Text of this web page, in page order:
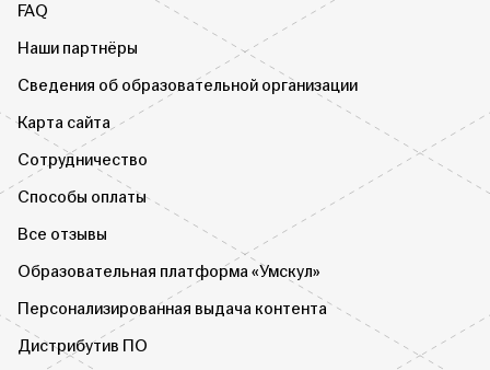
FAQ
Наши партнёры
Сведения об образовательной организации
Карта сайта
Сотрудничество
Способы оплаты
Все отзывы
Образовательная платформа «Умскул»
Персонализированная выдача контента
Дистрибутив ПО